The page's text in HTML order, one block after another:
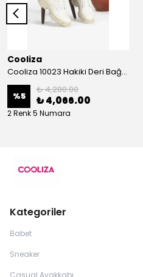
Cooliza
Cooliza 10023 Hakiki Deri Bağcıklı ve Fermuarlı Rahat Kadın Bot Ayakkabı - Ekru
%5
₺ 4,280.00
₺ 4,066.00
2 Renk 5 Numara
Kategoriler
Babet
Sneaker
Casual Ayakkabı